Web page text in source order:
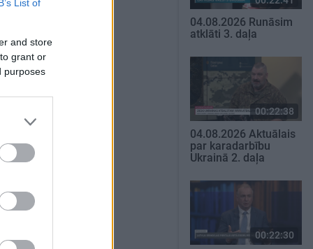
List of
and store
grant or
purposes
04.08.2026 Runāsim
atklāti 3. daļa
00:22:38
04.08.2026 Aktuālais
par karadarbību
Ukrainā 2. daļa
00:22:30